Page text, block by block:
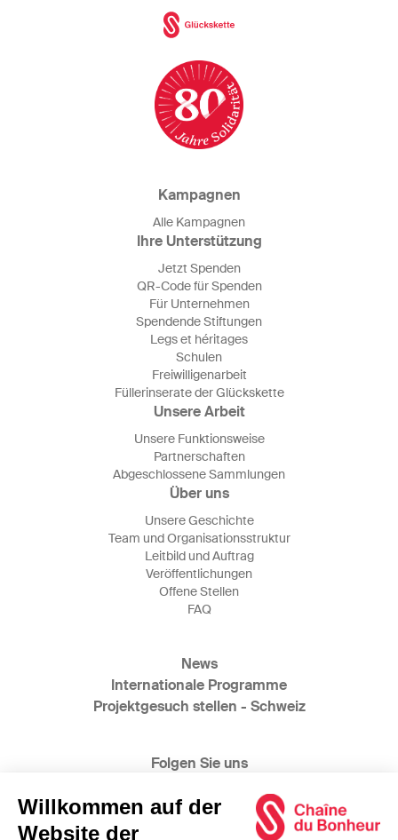
Kampagnen
Alle Kampagnen
Ihre Unterstützung
Jetzt Spenden
QR-Code für Spenden
Für Unternehmen
Spendende Stiftungen
Legs et héritages
Schulen
Freiwilligenarbeit
Füllerinserate der Glückskette
Unsere Arbeit
Unsere Funktionsweise
Partnerschaften
Abgeschlossene Sammlungen
Über uns
Unsere Geschichte
Team und Organisationsstruktur
Leitbild und Auftrag
Veröffentlichungen
Offene Stellen
FAQ
News
Internationale Programme
Projektgesuch stellen - Schweiz
Folgen Sie uns